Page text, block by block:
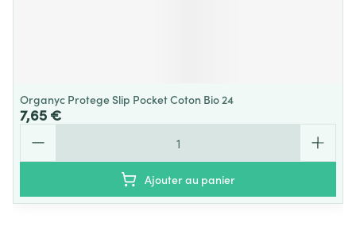
Organyc Protege Slip Pocket Coton Bio 24
7,65 €
Ajouter au panier